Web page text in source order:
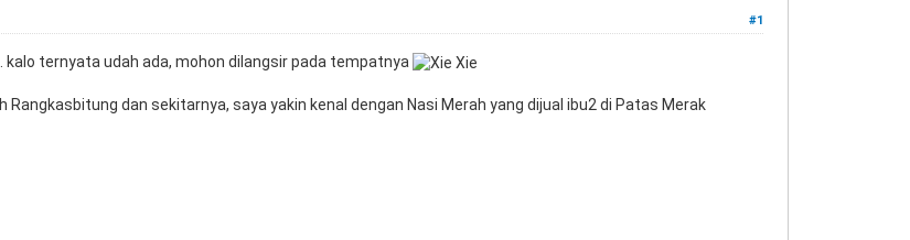
#1
kalo ternyata udah ada, mohon dilangsir pada tempatnya
Rangkasbitung dan sekitarnya, saya yakin kenal dengan Nasi Merah yang dijual ibu2 di Patas Merak